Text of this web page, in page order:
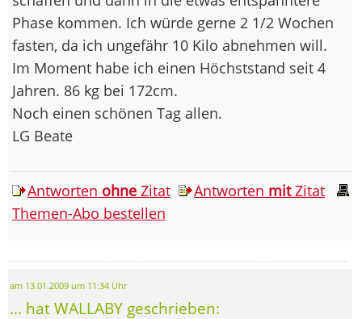
Phase kommen. Ich würde gerne 2 1/2 Wochen
fasten, da ich ungefähr 10 Kilo abnehmen will.
Im Moment habe ich einen Höchststand seit 4
Jahren. 86 kg bei 172cm.
Noch einen schönen Tag allen.
LG Beate
Antworten ohne Zitat Antworten mitZitat
Themen-Abo bestellen
am 13.01.2009 um 11:34 Uhr
... hat WALLABY geschrieben: